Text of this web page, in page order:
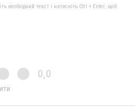
необхідний текст і натисніть Ctrl + Enter, щоб
0,0